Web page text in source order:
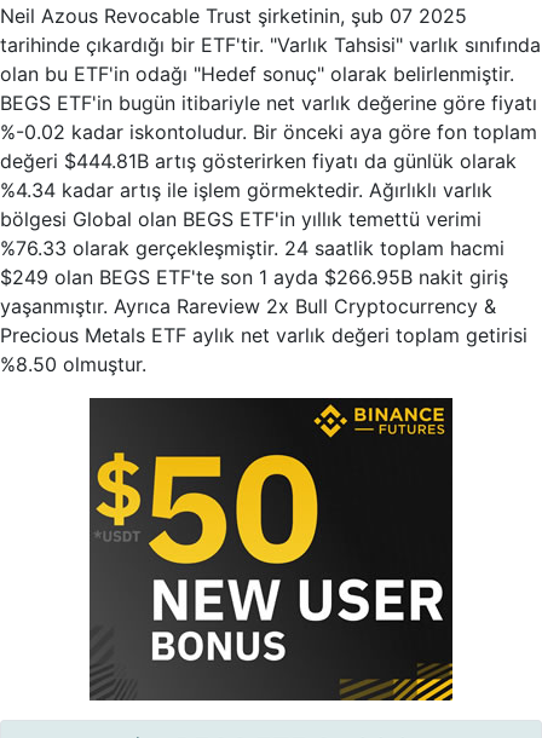
Neil Azous Revocable Trust şirketinin, şub 07 2025
tarihinde çıkardığı bir ETF'tir. "Varlık Tahsisi" varlık sınıfında
olan bu ETF'in odağı "Hedef sonuç" olarak belirlenmiştir.
BEGS ETF'in bugün itibariyle net varlık değerine göre fiyatı
%-0.02 kadar iskontoludur. Bir önceki aya göre fon toplam
değeri $444.81B artış gösterirken fiyatı da günlük olarak
%4.34 kadar artış ile işlem görmektedir. Ağırlıklı varlık
bölgesi Global olan BEGS ETF'in yıllık temettü verimi
%76.33 olarak gerçekleşmiştir. 24 saatlik toplam hacmi
$249 olan BEGS ETF'te son 1 ayda $266.95B nakit giriş
yaşanmıştır. Ayrıca Rareview 2x Bull Cryptocurrency &
Precious Metals ETF aylık net varlık değeri toplam getirisi
%8.50 olmuştur.